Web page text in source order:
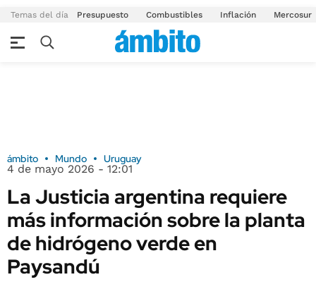
Temas del día Presupuesto Combustibles Inflación Mercosur
ámbito Mundo Uruguay
4 de mayo 2026 - 12:01
La Justicia argentina requiere
más información sobre la planta
de hidrógeno verde en
Paysandú